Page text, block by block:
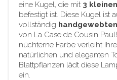
eine Kugel, die mit 3
befestigt ist. Diese Kugel ist
vollständig handgewebten
von La Case de Cousin
nüchterne Farbe verleiht
natürlichen und eleganten
Blattpflanzen lädt diese
ein.